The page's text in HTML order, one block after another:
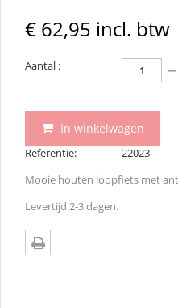
€ 62,95 incl. btw
Aantal :
In winkelwagen
Referentie:
22023
Mooie houten loopfiets met
Levertijd 2-3 dagen.